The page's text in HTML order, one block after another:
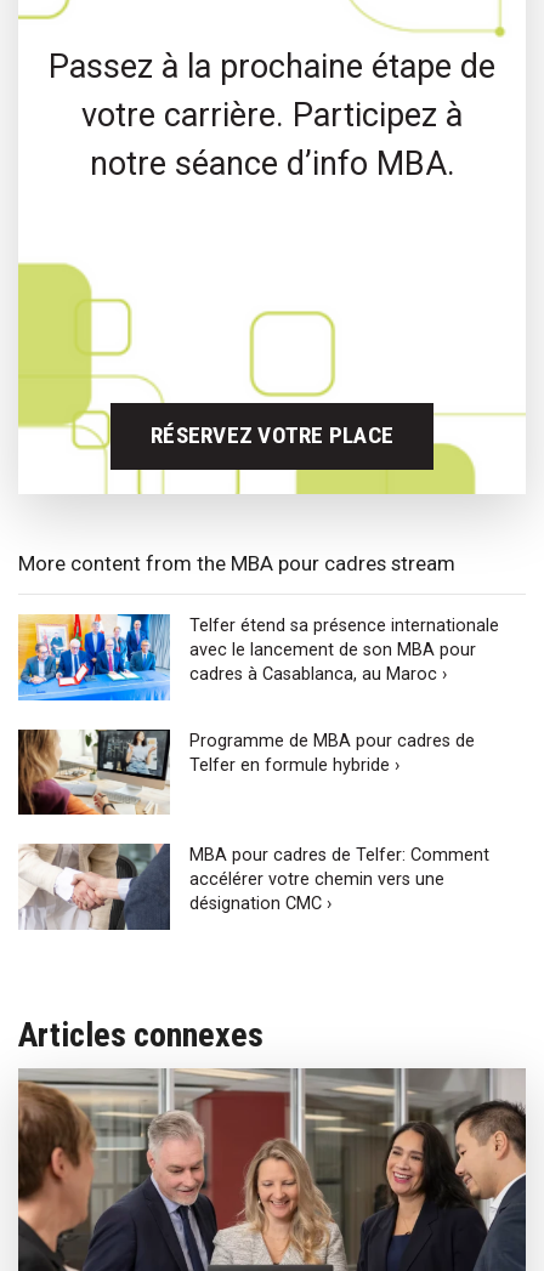
Passez à la prochaine étape de
votre carrière. Participez à
notre séance d’info MBA.
RÉSERVEZ VOTRE PLACE
More content from the MBA pour cadres stream
Telfer étend sa présence internationale
avec le lancement de son MBA pour
cadres à Casablanca, au Maroc ›
Programme de MBA pour cadres de
Telfer en formule hybride ›
MBA pour cadres de Telfer: Comment
accélérer votre chemin vers une
désignation CMC ›
Articles connexes